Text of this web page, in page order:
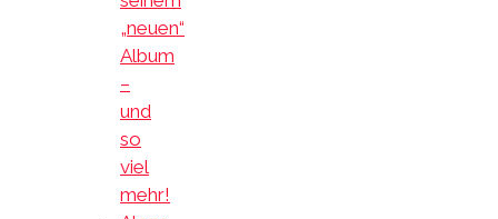
„neuen“
Album
–
und
so
viel
mehr!